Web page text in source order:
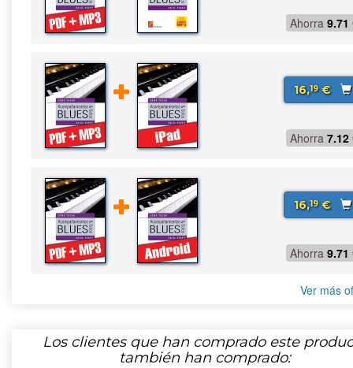
Ahorra 9.71
16,19€
Ahorra 7.12
16,19€
Ahorra 9.71
Ver más
Los clientes que han comprado este
también han comprado: